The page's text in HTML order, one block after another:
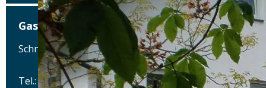
Gasthof Pension Waldfrieden
Schneebergweg 7, 95682 Brand
Tel.: Tel.: 09236-376